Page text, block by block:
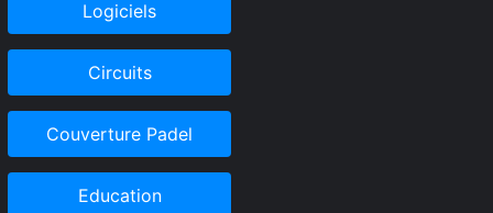
Logiciels
Circuits
Couverture Padel
Education